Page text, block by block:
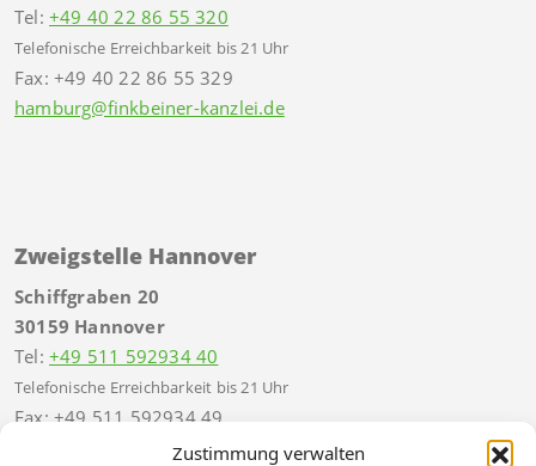
Zustimmung verwalten
Tel: +49 40 22 86 55 320
Telefonische Erreichbarkeit bis 21 Uhr
Fax: +49 40 22 86 55 329
hamburg@finkbeiner-kanzlei.de
Zweigstelle Hannover
Schiffgraben 20
30159 Hannover
Tel: +49 511 592934 40
Telefonische Erreichbarkeit bis 21 Uhr
Fax: +49 511 592934 49
hannover@finkbeiner-kanzlei.de